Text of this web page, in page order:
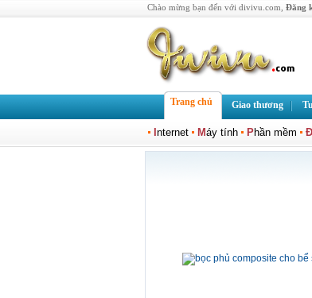
Chào mừng bạn đến với divivu.com, Đăng
Trang chủ Giao thương
nternet Máy tính Phần mềm Đ